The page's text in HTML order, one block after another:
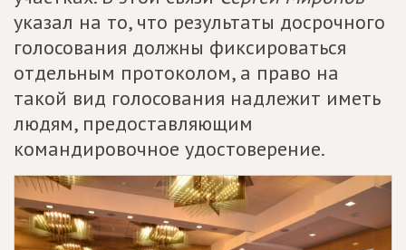
указал на то, что результаты досрочного
голосования должны фиксироваться
отдельным протоколом, а право на
такой вид голосования надлежит иметь
людям, предоставляющим
командировочное удостоверение.